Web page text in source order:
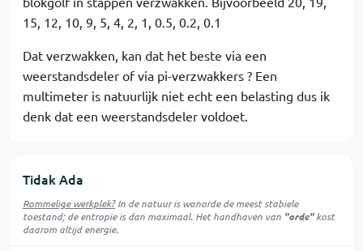
15, 12, 10, 9, 5, 4, 2, 1, 0.5, 0.2, 0.1
Dat verzwakken, kan dat het beste via een
weerstandsdeler of via pi-verzwakkers ? Een
multimeter is natuurlijk niet echt een belasting dus ik
denk dat een weerstandsdeler voldoet.
Tidak Ada
Rommelige werkplek?In de natuur iswanordede meest stabiele
toestand; de entropie is dan maximaal. Het handhaven van "orde"kost
daarom altijd energie.